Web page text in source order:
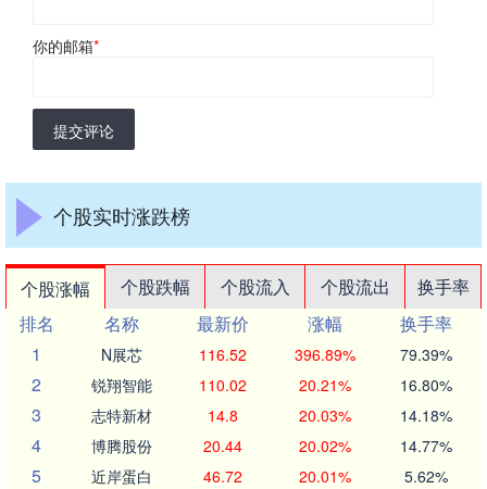
你的邮箱*
提交评论
个股实时涨跌榜
个股涨幅 个股跌幅 个股流入 个股流出
换手率
排名
名称 最新价 涨幅
换手率
1
N展芯 116.52 396.89% 79.39%
2 锐翔智能 110.02 20.21% 16.80%
3 志特新材 14.8 20.03% 14.18%
4 博腾股份 20.44 20.02% 14.77%
5 近岸蛋白 46.72 20.01% 5.62%